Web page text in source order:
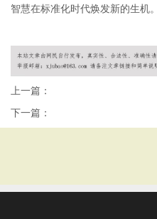
智慧在标准化时代焕发新的生机。
上一篇：
下一篇：